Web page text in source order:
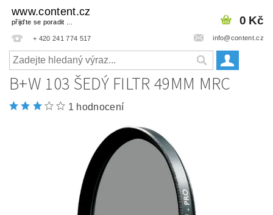
www.content.cz
přijďte se poradit ...
+ 420 241 774 517 info@content.cz
0 Kč
B+W 103 ŠEDÝ FILTR 49MM MRC
1 hodnocení